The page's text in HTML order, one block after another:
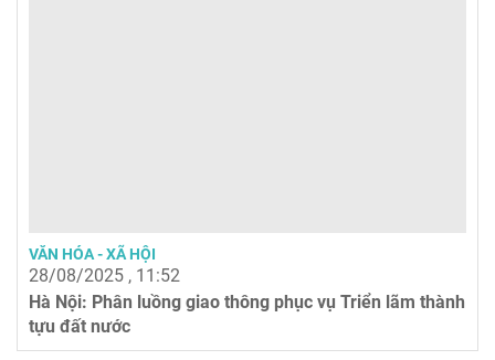
VĂN HÓA - XÃ HỘI
28/08/2025 , 11:52
Hà Nội: Phân luồng giao thông phục vụ Triển lãm thành
tựu đất nước